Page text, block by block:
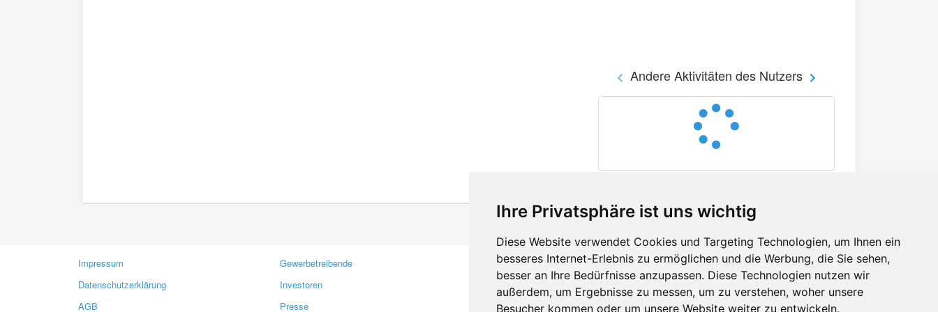
Ihre Privatsphäre ist uns wichtig
Diese Website verwendet Cookies und Targeting Technologien, um Ihnen ein
besseres Internet-Erlebnis zu ermöglichen und die Werbung, die Sie sehen,
besser an Ihre Bedürfnisse anzupassen. Diese Technologien nutzen wir
außerdem, um Ergebnisse zu messen, um zu verstehen, woher unsere
Besucher kommen oder um unsere Website weiter zu entwickeln.
Andere Aktivitäten des Nutzers
Impressum
Datenschutzerklärung
AGB
Gewerbetreibende
Investoren
Presse
Kontakt
Feedback
Fehler melden
Facebook
Twitter
YouTube